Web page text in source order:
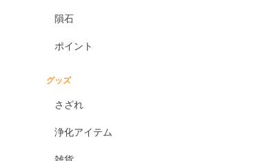
隕石
ポイント
グッズ
さざれ
浄化アイテム